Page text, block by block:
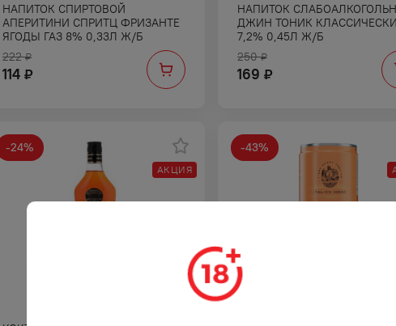
НАПИТОК СПИРТОВОЙ
АПЕРИТИНИ СПРИТЦ ФРИЗАНТЕ
ЯГОДЫ ГАЗ 8% 0,33Л Ж/Б
222 ₽
114 ₽
НАПИТОК
ДЖИН ТОНИК
7,2% 0,45Л Ж/Б
250 ₽
169 ₽
-24%
АКЦИЯ
-43%